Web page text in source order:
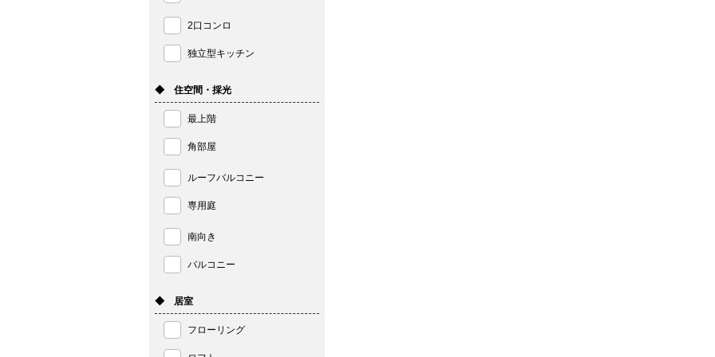
2口コンロ
独立型キッチン
◆ 住空間・採光
最上階
角部屋
ルーフバルコニー
専用庭
南向き
バルコニー
◆ 居室
フローリング